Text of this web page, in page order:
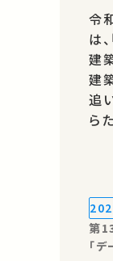
令
は
建
建
追
ら
DX
連
第
「デ